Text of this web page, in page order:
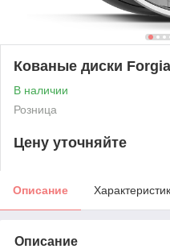
Кованые диски
В наличии
Розница
Цену уточняйте
Описание
Описание